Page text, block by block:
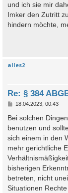
und ich sie mir
Imker den Zutritt
hindern möchte,
alles2
Re: § 384
B
i
r
a
g
18.04.2023, 00:43
Bei solchen
benutzen und
sich einem in den
mehr gerichtliche
bisherigen
betreten, nicht
Situationen